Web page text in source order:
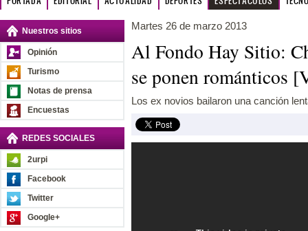
Nuestros sitios
Opinión
Turismo
Notas de prensa
Encuestas
REDES SOCIALES
2urpi
Facebook
Twitter
Google+
Martes 26 de marzo 2013
Al Fondo Hay Sitio:
se ponen románticos
Los ex novios bailaron una canción